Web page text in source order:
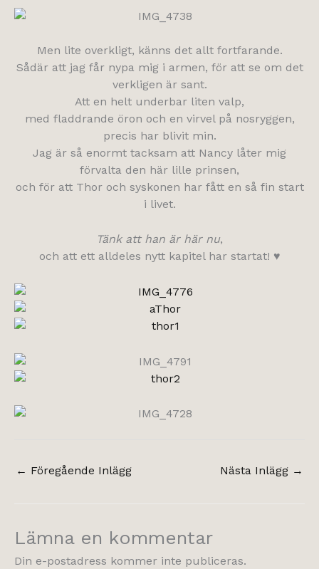
Men lite overkligt, känns det allt fortfarande.
Sådär att jag får nypa mig i armen, för att se om det
verkligen är sant.
Att en helt underbar liten valp,
med fladdrande öron och en virvel på nosryggen,
precis har blivit min.
Jag är så enormt tacksam att Nancy låter mig
förvalta den här lille prinsen,
och för att Thor och syskonen har fått en så fin start
i livet.
Tänk att han är här nu,
och att ett alldeles nytt kapitel har startat! ♥
← Föregående Inlägg Nästa Inlägg →
Lämna en kommentar
Din e-postadress kommer inte publiceras.